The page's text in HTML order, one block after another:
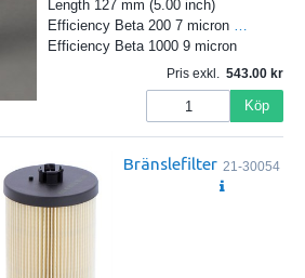
Length 127 mm (5.00 inch)
Efficiency Beta 200 7 micron …
Efficiency Beta 1000 9 micron
Pris exkl. 543.00
Köp
Bränslefilter 21-30054